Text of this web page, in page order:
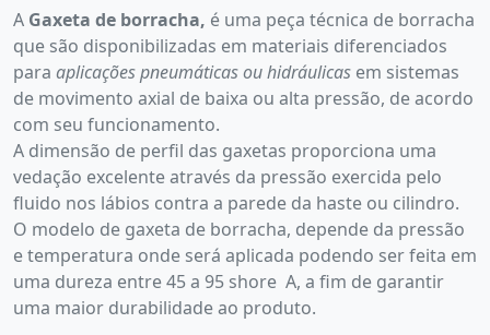
A Gaxeta de borracha, é uma peça técnica de borracha
que são disponibilizadas em materiais diferenciados
para aplicações pneumáticas ou hidráulicas em sistemas
de movimento axial de baixa ou alta pressão, de acordo
com seu funcionamento.
A dimensão de perfil das gaxetas proporciona uma
vedação excelente através da pressão exercida pelo
fluido nos lábios contra a parede da haste ou cilindro.
O modelo de gaxeta de borracha, depende da pressão
e temperatura onde será aplicada podendo ser feita em
uma dureza entre 45 a 95 shore A, a fim de garantir
uma maior durabilidade ao produto.